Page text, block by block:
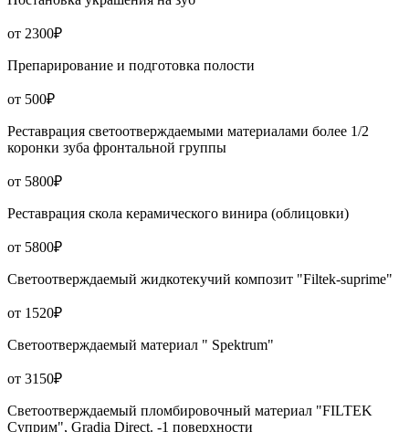
от 2300₽
Препарирование и подготовка полости
от 500₽
Реставрация светоотверждаемыми материалами более 1/2
коронки зуба фронтальной группы
от 5800₽
Реставрация скола керамического винира (облицовки)
от 5800₽
Светоотверждаемый жидкотекучий композит "Filtek-suprime"
от 1520₽
Светоотверждаемый материал " Spektrum"
от 3150₽
Светоотверждаемый пломбировочный материал "FILTEK
Суприм", Gradia Direct. -1 поверхности